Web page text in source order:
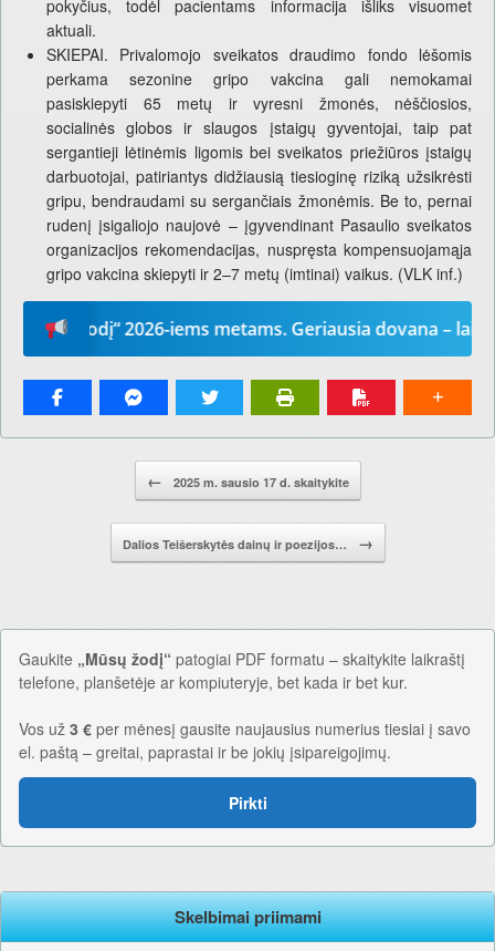
pokyčius, todėl pacientams informacija išliks visuomet
aktuali.
SKIEPAI. Privalomojo sveikatos draudimo fondo lėšomis
perkama sezonine gripo vakcina gali nemokamai
pasiskiepyti 65 metų ir vyresni žmonės, nėščiosios,
socialinės globos ir slaugos įstaigų gyventojai, taip pat
sergantieji lėtinėmis ligomis bei sveikatos priežiūros įstaigų
darbuotojai, patiriantys didžiausią tiesioginę riziką užsikrėsti
gripu, bendraudami su sergančiais žmonėmis. Be to, pernai
rudenį įsigaliojo naujovė – įgyvendinant Pasaulio sveikatos
organizacijos rekomendacijas, nuspręsta kompensuojamąja
gripo vakcina skiepyti ir 2–7 metų (imtinai) vaikus. (VLK inf.)
žodį“ 2026-iems metams. Geriausia dovana – laikraštis!
← 2025 m. sausio 17 d. skaitykite
Dalios Teišerskytės dainų ir poezijos… →
Gaukite „Mūsų žodį“ patogiai PDF formatu – skaitykite laikraštį
telefone, planšetėje ar kompiuteryje, bet kada ir bet kur.
Vos už 3 € per mėnesį gausite naujausius numerius tiesiai į savo
el. paštą – greitai, paprastai ir be jokių įsipareigojimų.
Pirkti
Skelbimai priimami